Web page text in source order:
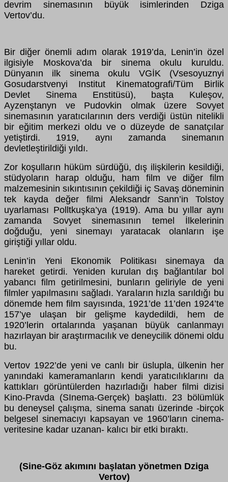
devrim sinemasının büyük isimlerinden Dziga
Vertov’du.
Bir diğer önemli adım olarak 1919’da, Lenin’in özel
ilgisiyle Moskova’da bir sinema okulu kuruldu.
Dünyanın ilk sinema okulu VGİK (Vsesoyuznyi
Gosudarstvenyi Institut Kinematografi/Tüm Birlik
Devlet Sinema Enstitüsü), başta Kuleşov,
Ayzenştanyn ve Pudovkin olmak üzere Sovyet
sinemasının yaratıcılarının ders verdiği üstün nitelikli
bir eğitim merkezi oldu ve o düzeyde de sanatçılar
yetiştirdi. 1919, aynı zamanda sinemanın
devletleştirildiği yıldı.
Zor koşulların hüküm sürdüğü, dış ilişkilerin kesildiği,
stüdyoların harap olduğu, ham film ve diğer film
malzemesinin sıkıntısının çekildiği iç Savaş döneminin
tek kayda değer filmi Aleksandr Sann’in Tolstoy
uyarlaması Polltkuşka’ya (1919). Ama bu yıllar aynı
zamanda Sovyet sinemasının temel İlkelerinin
doğduğu, yeni sinemayı yaratacak olanların işe
giriştiği yıllar oldu.
Lenin’in Yeni Ekonomik Politikası sinemaya da
hareket getirdi. Yeniden kurulan dış bağlantılar bol
yabancı film getirilmesini, bunların geliriyle de yeni
filmler yapılmasını sağladı. Yaraların hızla sarıldığı bu
dönemde hem film sayısında, 1921’de 11’den 1924’te
157’ye ulaşan bir gelişme kaydedildi, hem de
1920’lerin ortalarında yaşanan büyük canlanmayı
hazırlayan bir araştırmacılık ve deneycilik dönemi oldu
bu.
Vertov 1922’de yeni ve canlı bir üslupla, ülkenin her
yanındaki kameramanların kendi yaratıcılıklarını da
kattıkları görüntülerden hazırladığı haber filmi dizisi
Kino-Pravda (SInema-Gerçek) başlattı. 23 bölümlük
bu deneysel çalışma, sinema sanatı üzerinde -birçok
belgesel sinemacıyı kapsayan ve 1960’ların cinema-
veritesine kadar uzanan- kalıcı bir etki bıraktı.
(Sine-Göz akımını başlatan yönetmen Dziga
Vertov)